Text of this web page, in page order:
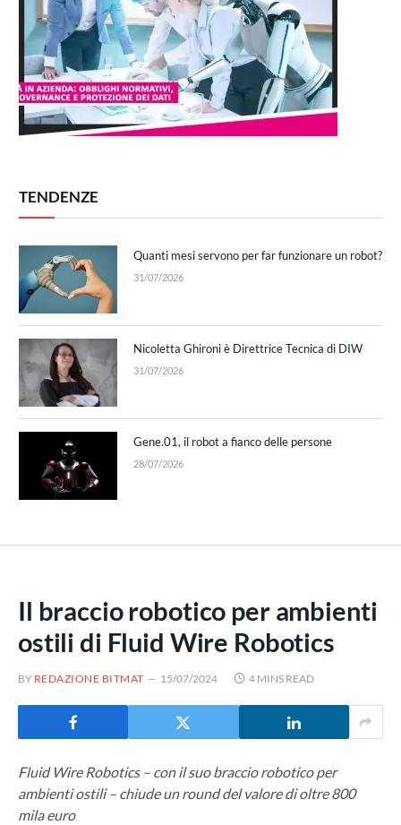
TENDENZE
Quanti mesi servono per far funzionare un robot?
31/07/2026
Nicoletta Ghironi è Direttrice Tecnica di DIW
31/07/2026
Gene.01, il robot a fianco delle persone
28/07/2026
Il braccio robotico per ambienti
ostili di Fluid Wire Robotics
BY REDAZIONE BITMAT 15/07/2024 4 MINS READ
Fluid Wire Robotics – con il suo braccio robotico per
ambienti ostili – chiude un round del valore di oltre 800
mila euro